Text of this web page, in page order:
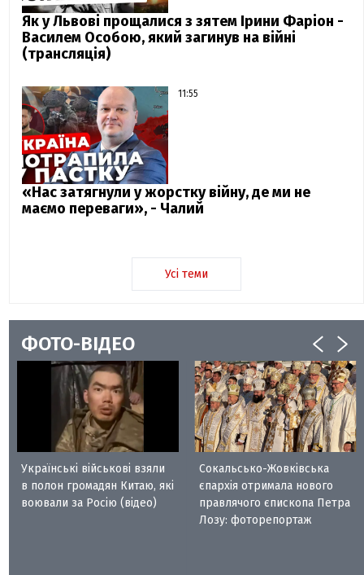
Як у Львові прощалися з зятем Ірини Фаріон -
Василем Особою, який загинув на війні
(трансляція)
11:55
«Нас затягнули у жорстку війну, де ми не
маємо переваги», - Чалий
Усі теми
ФОТО-ВІДЕО
Українські військові взяли
в полон громадян Китаю, які
воювали за Росію (відео)
Сокальсько-Жовківська
єпархія отримала нового
правлячого єпископа Петра
Лозу: фоторепортаж